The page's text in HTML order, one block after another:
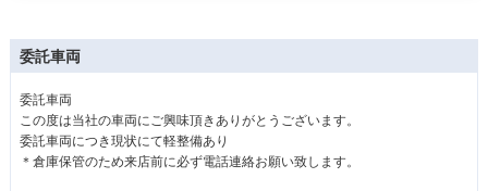
委託車両
委託車両
この度は当社の車両にご興味頂きありがとうございます。
委託車両につき現状にて軽整備あり
＊倉庫保管のため来店前に必ず電話連絡お願い致します。